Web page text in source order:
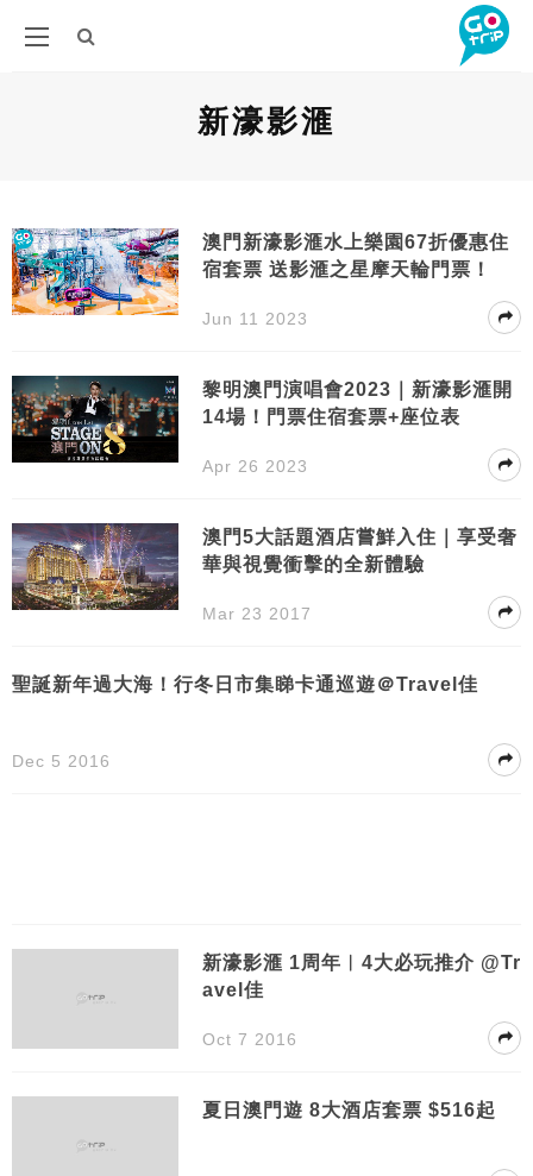
新濠影滙
澳門新濠影滙水上樂園67折優惠住
宿套票 送影滙之星摩天輪門票！
Jun 11 2023
黎明澳門演唱會2023｜新濠影滙開
14場！門票住宿套票+座位表
Apr 26 2023
澳門5大話題酒店嘗鮮入住｜享受奢
華與視覺衝擊的全新體驗
Mar 23 2017
聖誕新年過大海！行冬日市集睇卡通巡遊＠Travel佳
Dec 5 2016
新濠影滙 1周年︳4大必玩推介 @Tr
avel佳
Oct 7 2016
夏日澳門遊 8大酒店套票 $516起